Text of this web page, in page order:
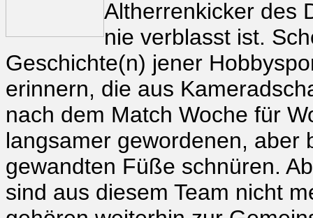
Altherrenkicker des
nie verblasst ist.
Geschichte(n) jener
erinnern, die aus
nach dem Match Woche für
langsamer gewordenen, aber
gewandten Füße schnüren.
sind aus diesem Team nicht